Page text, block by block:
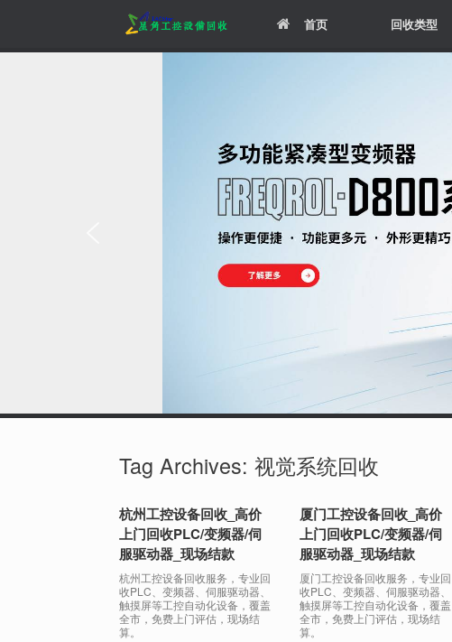
首页 回收类型
Tag Archives: 视觉系统回收
杭州工控设备回收_高价
上门回收PLC/变频器/伺
服驱动器_现场结款
杭州工控设备回收服务，专业回
收PLC、变频器、伺服驱动器、
触摸屏等工控自动化设备，覆盖
全市，免费上门评估，现场结
算。
厦门工控设备回收_高价
上门回收PLC/变频器/伺
服驱动器_现场结款
厦门工控设备回收服务，专业回
收PLC、变频器、伺服驱动器、
触摸屏等工控自动化设备，覆盖
全市，免费上门评估，现场结
算。